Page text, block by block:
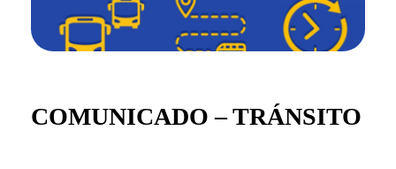
COMUNICADO – TRÁNSITO